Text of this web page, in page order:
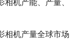
相机产能、产量、
相机产量全球市场